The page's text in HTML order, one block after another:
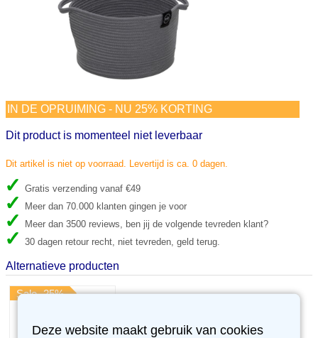
IN DE OPRUIMING - NU 25% KORTING
Dit product is momenteel niet leverbaar
Dit artikel is niet op voorraad. Levertijd is ca. 0 dagen.
Gratis verzending vanaf €49
Meer dan 70.000 klanten gingen je voor
Meer dan 3500 reviews, ben jij de volgende tevreden klant?
30 dagen retour recht, niet tevreden, geld terug.
Alternatieve producten
Sale -25%
Deze website maakt gebruik van cookies